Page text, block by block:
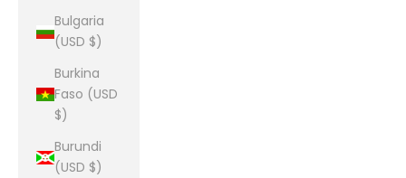
Bulgaria
(USD $)
Burkina
Faso (USD
$)
Burundi
(USD $)